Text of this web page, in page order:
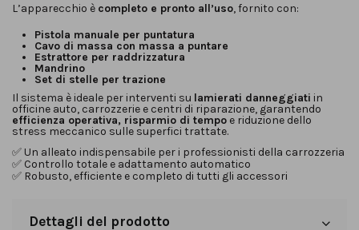
L’apparecchio è completo e pronto all’uso, fornito con:
Pistola manuale per puntatura
Cavo di massa con massa a puntare
Estrattore per raddrizzatura
Mandrino
Set di stelle per trazione
Il sistema è ideale per interventi su lamierati danneggiati in
officine auto, carrozzerie e centri di riparazione, garantendo
efficienza operativa, risparmio di tempo e riduzione dello
stress meccanico sulle superfici trattate.
✅ Un alleato indispensabile per i professionisti della carrozzeria
✅ Controllo totale e adattamento automatico
✅ Robusto, efficiente e completo di tutti gli accessori
Dettagli del prodotto